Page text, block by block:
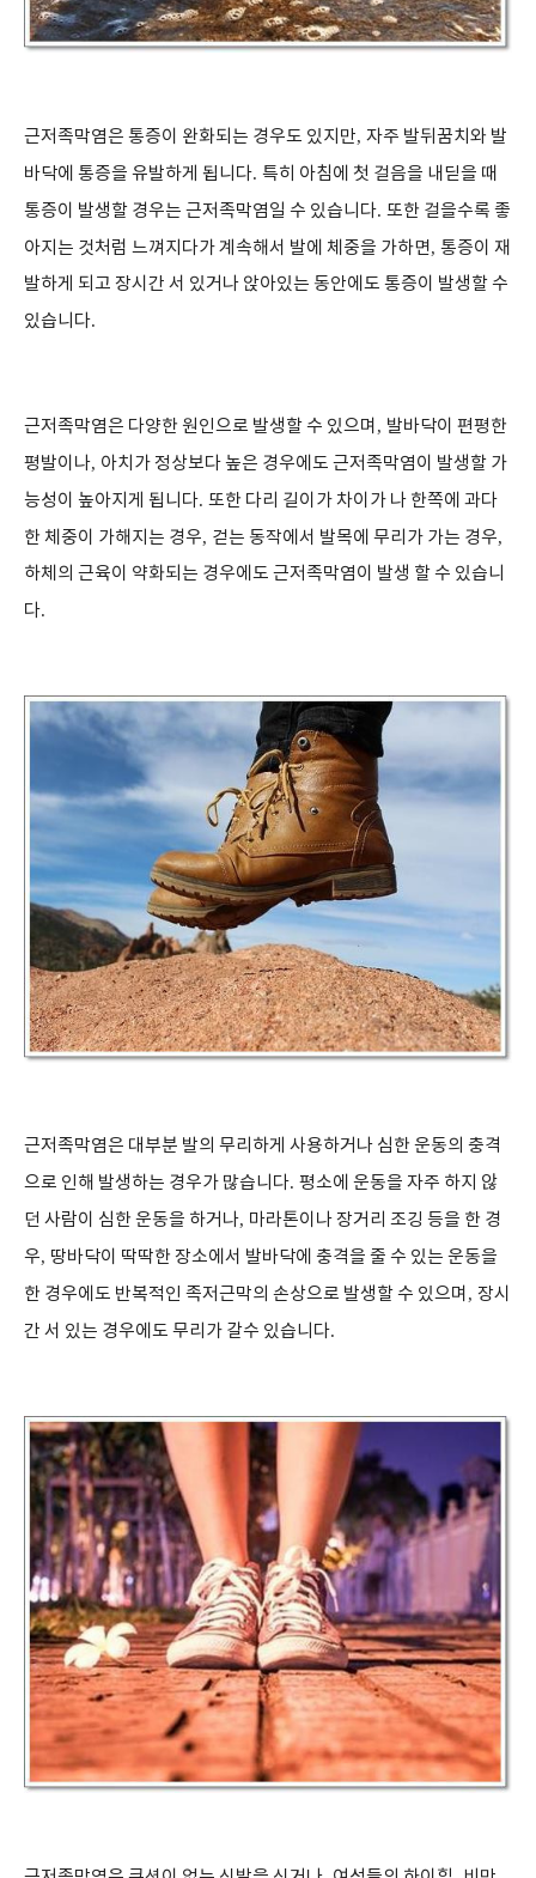
근저족막염은 통증이 완화되는 경우도 있지만, 자주 발뒤꿈치와 발
바닥에 통증을 유발하게 됩니다. 특히 아침에 첫 걸음을 내딛을 때
통증이 발생할 경우는 근저족막염일 수 있습니다. 또한 걸을수록 좋
아지는 것처럼 느껴지다가 계속해서 발에 체중을 가하면, 통증이 재
발하게 되고 장시간 서 있거나 앉아있는 동안에도 통증이 발생할 수
있습니다.
근저족막염은 다양한 원인으로 발생할 수 있으며 , 발바닥이 편평한
평발이나, 아치가 정상보다 높은 경우에도 근저족막염이 발생할 가
능성이 높아지게 됩니다. 또한 다리 길이가 차이가 나 한쪽에 과다
한 체중이 가해지는 경우, 걷는 동작에서 발목에 무리가 가는 경우,
하체의 근육이 약화되는 경우에도 근저족막염이 발생 할 수 있습니
다.
근저족막염은 대부분 발의 무리하게 사용하거나 심한 운동의 충격
으로 인해 발생하는 경우가 많습니다. 평소에 운동을 자주 하지 않
던 사람이 심한 운동을 하거나, 마라톤이나 장거리 조깅 등을 한 경
우, 땅바닥이 딱딱한 장소에서 발바닥에 충격을 줄 수 있는 운동을
한 경우에도 반복적인 족저근막의 손상으로 발생할 수 있으며 , 장시
간 서 있는 경우에도 무리가 갈수 있습니다.